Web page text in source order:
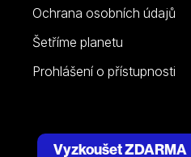
Ochrana osobních údajů
Šetříme planetu
Prohlášení o přístupnosti
Vyzkoušet ZDARMA